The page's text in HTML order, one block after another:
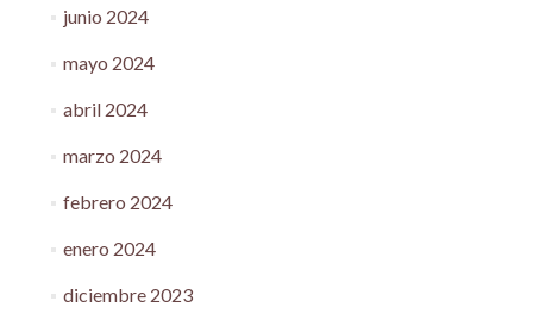
junio 2024
mayo 2024
abril 2024
marzo 2024
febrero 2024
enero 2024
diciembre 2023